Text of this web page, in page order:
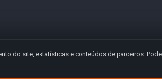
do site, estatísticas e conteúdos de parceiros. Pode